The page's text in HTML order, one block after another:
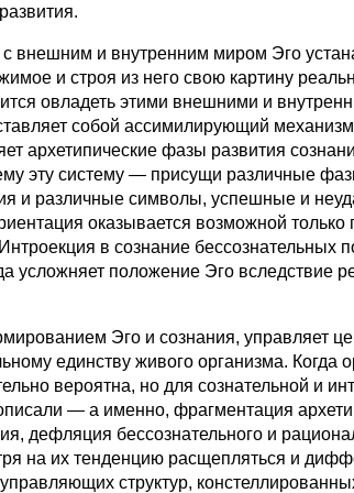
внешним и внутренним миром Эго
и строя из него свою картину
овладеть этими внешними и
собой ассимилирующий
архетипические фазы развития
эту систему — присущи различные
и различные символы, успешные и
оказывается возможной только
в сознание бессознательных
усложняет положение Эго вследствие
Эго и сознания, управляет
единству живого организма. Когда
вероятна, но для сознательной и
— а именно, фрагментация
дефляция бессознательного и
на их тенденцию расщепляться и
структур,